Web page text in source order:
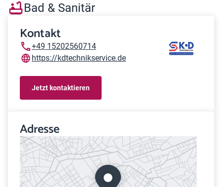
Bad & Sanitär
Kontakt
+49 15202560714
https://kdtechnikservice.de
Jetzt kontaktieren
Adresse